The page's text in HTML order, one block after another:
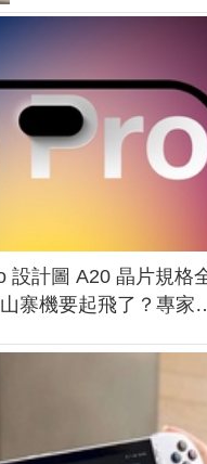
設計圖 A20 晶片規格
寨機要起飛了？專家
兩大關鍵